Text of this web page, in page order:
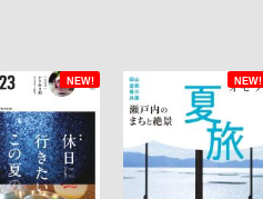
NEW! NEW!